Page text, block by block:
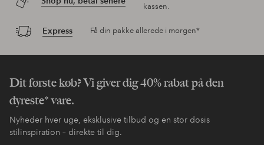
kassen.
Express Få din pakke allerede i morgen*
Dit første køb? Vi giver dig 40% rabat på den
dyreste* vare.
Nyheder hver uge, eksklusive tilbud og en stor dosis
stilinspiration – direkte til dig.